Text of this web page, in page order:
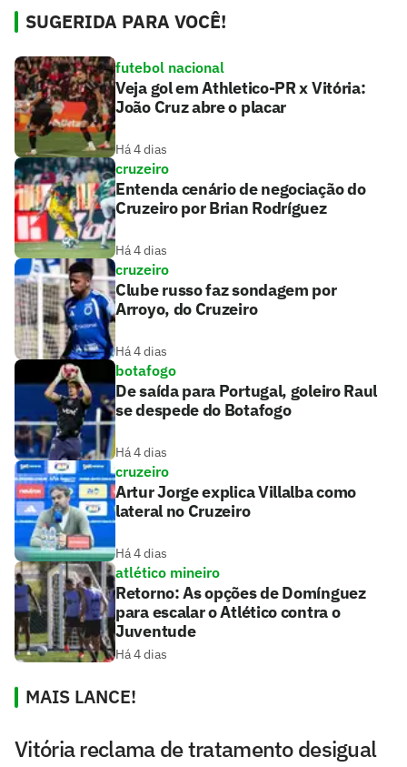
SUGERIDA PARA VOCÊ!
futebol nacional
Veja gol em Athletico-PR x Vitória:
João Cruz abre o placar
Há 4 dias
cruzeiro
Entenda cenário de negociação do
Cruzeiro por Brian Rodríguez
Há 4 dias
cruzeiro
Clube russo faz sondagem por
Arroyo, do Cruzeiro
Há 4 dias
botafogo
De saída para Portugal, goleiro Raul
se despede do Botafogo
Há 4 dias
cruzeiro
Artur Jorge explica Villalba como
lateral no Cruzeiro
Há 4 dias
atlético mineiro
Retorno: As opções de Domínguez
para escalar o Atlético contra o
Juventude
Há 4 dias
MAIS LANCE!
Vitória reclama de tratamento desigual